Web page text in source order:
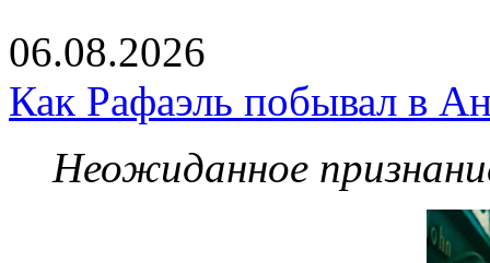
06.08.2026
Как Рафаэль побывал в
Неожиданное